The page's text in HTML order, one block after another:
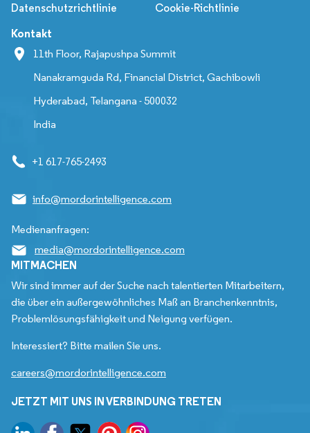
Datenschutzrichtlinie Cookie-Richtlinie
Kontakt
11th Floor, Rajapushpa Summit
Nanakramguda Rd, Financial District, Gachibowli
Hyderabad, Telangana - 500032
India
+1 617-765-2493
info@mordorintelligence.com
Medienanfragen:
media@mordorintelligence.com
MITMACHEN
Wir sind immer auf der Suche nach talentierten Mitarbeitern,
die über ein außergewöhnliches Maß an Branchenkenntnis,
Problemlösungsfähigkeit und Neigung verfügen.
Interessiert? Bitte mailen Sie uns.
careers@mordorintelligence.com
JETZT MIT UNS IN VERBINDUNG TRETEN